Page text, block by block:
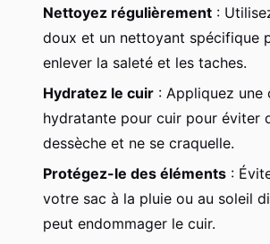
Nettoyez régulièrement :
doux et un nettoyant spécifique
enlever la saleté et les taches.
Hydratez le cuir : Appliquez une
hydratante pour cuir pour éviter
dessèche et ne se craquelle.
Protégez-le des éléments :
votre sac à la pluie ou au soleil
peut endommager le cuir.